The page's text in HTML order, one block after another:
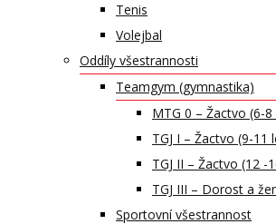
Tenis
Volejbal
Oddíly všestrannosti
Teamgym (gymnastika)
MTG 0 – Žactvo (6-8
TGJ I – Žactvo (9-11
TGJ II – Žactvo (12 -
TGJ III – Dorost a
Sportovní všestrannost